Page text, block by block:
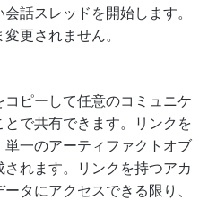
話スレッドを開始します。
更されません。
ピーして任意のコミュニケ
で共有できます。リンクを
一のアーティファクトオブ
れます。リンクを持つアカ
タにアクセスできる限り、